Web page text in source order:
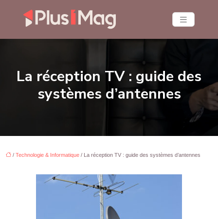
La réception TV : guide des
systèmes d’antennes
/ Technologie & Informatique / La réception TV : guide des systèmes d’antennes